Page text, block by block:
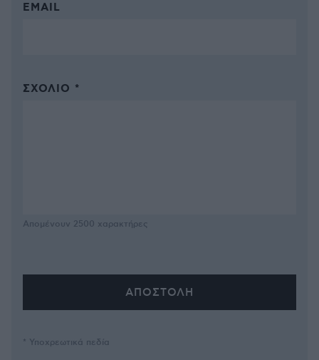
EMAIL
ΣΧΌΛΙΟ *
Απομένουν 2500 χαρακτήρες
* Υποχρεωτικά πεδία